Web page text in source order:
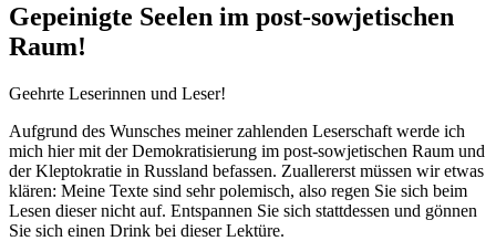
Gepeinigte Seelen im post-sowjetischen
Raum!
Geehrte Leserinnen und Leser!
Aufgrund des Wunsches meiner zahlenden Leserschaft werde ich
mich hier mit der Demokratisierung im post-sowjetischen Raum und
der Kleptokratie in Russland befassen. Zuallererst müssen wir etwas
klären: Meine Texte sind sehr polemisch, also regen Sie sich beim
Lesen dieser nicht auf. Entspannen Sie sich stattdessen und gönnen
Sie sich einen Drink bei dieser Lektüre.